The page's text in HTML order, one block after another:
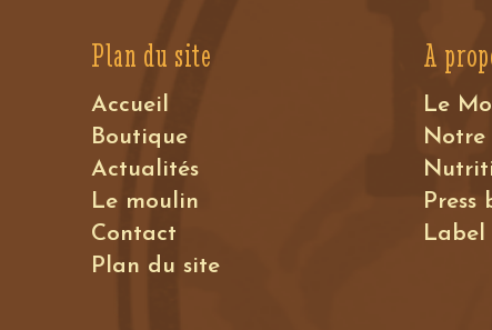
Plan du site
Accueil
Boutique
Actualités
Le moulin
Contact
Plan du site
A
Le
Press
Label